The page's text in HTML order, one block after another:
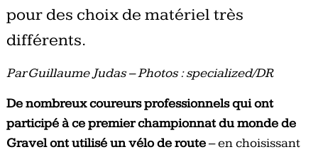
pour des choix de matériel très
différents.
Par Guillaume Judas – Photos : specialized/DR
De nombreux coureurs professionnels qui ont
participé à ce premier championnat du monde de
Gravel ont utilisé un vélo de route– en choisissant